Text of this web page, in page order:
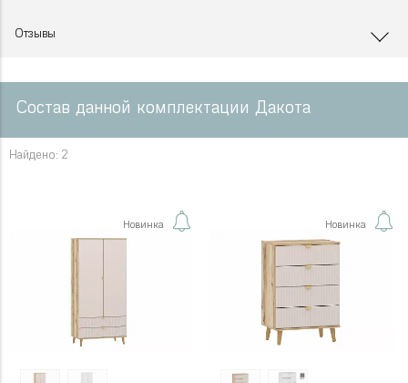
Отзывы
Состав данной комплектации Дакота
Найдено: 2
Новинка Новинка